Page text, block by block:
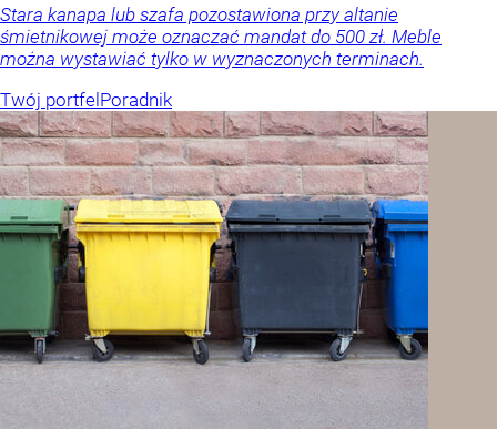
Stara kanapa lub szafa pozostawiona przy altanie
śmietnikowej może oznaczać mandat do 500 zł. Meble
można wystawiać tylko w wyznaczonych terminach.
Twój portfel Poradnik